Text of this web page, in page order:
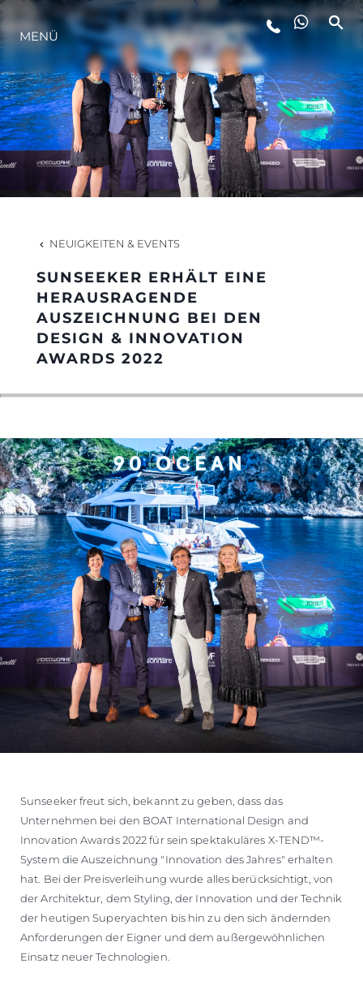
LIFESTYLE
INNOVATION
DIE FIRMA
GESCHICHTE
ALGARVE ADVENTURES
MENÜ
NEUIGKEITEN & EVENTS
SUNSEEKER ERHÄLT EINE
HERAUSRAGENDE
AUSZEICHNUNG BEI DEN
DESIGN & INNOVATION
AWARDS 2022
Sunseeker freut sich, bekannt zu geben, dass das
Unternehmen bei den BOAT International Design and
Innovation Awards 2022 für sein spektakuläres X-TEND™-
System die Auszeichnung "Innovation des Jahres" erhalten
hat. Bei der Preisverleihung wurde alles berücksichtigt, von
der Architektur, dem Styling, der Innovation und der Technik
der heutigen Superyachten bis hin zu den sich ändernden
Anforderungen der Eigner und dem außergewöhnlichen
Einsatz neuer Technologien.